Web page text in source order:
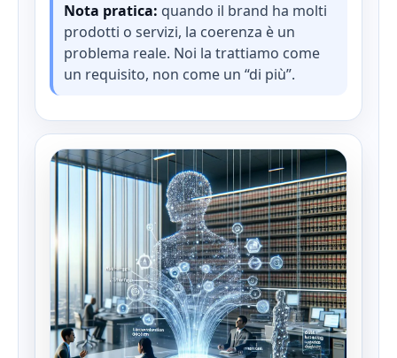
Nota pratica: quando il brand ha molti
prodotti o servizi, la coerenza è un
problema reale. Noi la trattiamo come
un requisito, non come un “di più”.